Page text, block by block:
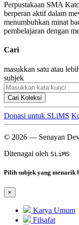
Perpustakaan SMA
berperan aktif dalam
menumbuhkan minat
pembelajaran dengan
Cari
masukkan satu atau
subjek
Cari Koleksi
Donasi untuk SLiMS
© 2026 — Senayan
Ditenagai oleh SLiMS
Pilih subjek yang menarik
×
Karya Umum
Filsafat